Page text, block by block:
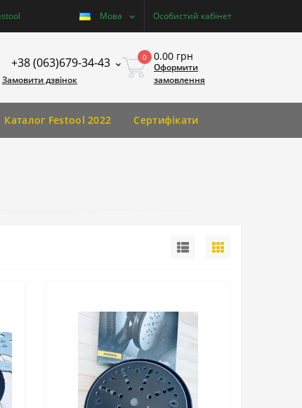
Мова Особистий кабінет
+38 (063)679-34-43
Замовити дзвінок
0 0.00 грн
Оформити
замовлення
Каталог Festool 2022 Сертифікати